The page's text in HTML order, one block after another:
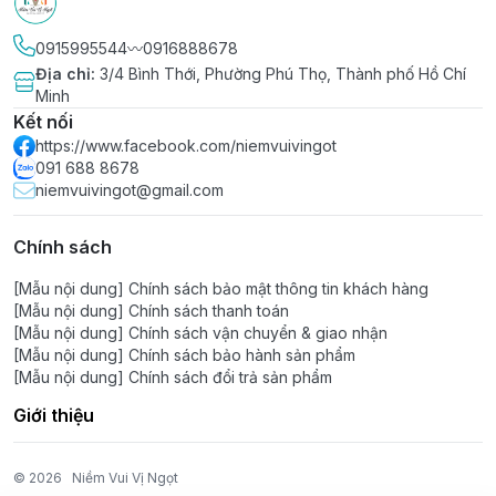
DEAL SỐC NHÉ KHÁCH IU 💢
∵∵∵∵∵∵∵∵∵∵∵∵∵∵∵∵∵∵∵∵∵∵∵∵∵∵∵∵∵∵∵∵∵
🔰 Shop NIỀM VUI VỊ NGỌT – since 2015
✨ Tư vấn tận tâm – phục vụ chu đáo
🏬 Có cửa hàng & kho hàng sẵn, cung ứng nhanh
chóng
📦 Phân phối sỉ & lẻ toàn quốc, giá tận gốc
trung gian
0915995544〰️0916888678
Địa chỉ: 3/4 Bình Thới, Phường Phú Thọ, Thành phố Hồ Chí
Minh
Kết nối
https://www.facebook.com/niemvuivingot
091 688 8678
niemvuivingot@gmail.com
Chính sách
[Mẫu nội dung] Chính sách bảo mật thông tin khách hàng
[Mẫu nội dung] Chính sách thanh toán
[Mẫu nội dung] Chính sách vận chuyển & giao nhận
[Mẫu nội dung] Chính sách bảo hành sản phẩm
[Mẫu nội dung] Chính sách đổi trả sản phẩm
Giới thiệu
© 2026 Niềm Vui Vị Ngọt